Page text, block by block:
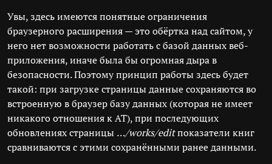
Увы, здесь имеются понятные ограничения
браузерного расширения — это обёртка над сайтом, у
него нет возможности работать с базой данных веб-
приложения, иначе была бы огромная дыра в
безопасности. Поэтому принцип работы здесь будет
такой: при загрузке страницы данные сохраняются во
встроенную в браузер базу данных (которая не имеет
никакого отношения к АТ), при последующих
обновлениях страницы …/works/editпоказатели книг
сравниваются с этими сохранёнными ранее данными.